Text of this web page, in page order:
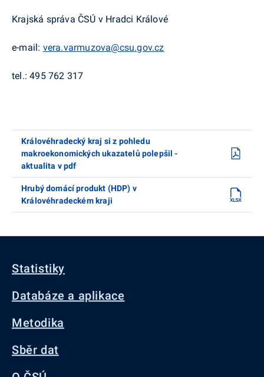
Krajská správa ČSÚ v Hradci Králové
e-mail: vera.varmuzova@csu.gov.cz
tel.: 495 762 317
Královéhradecký kraj si z pohledu
makroekonomických ukazatelů polepšil -
aktualita v pdf
Hrubý domácí produkt (HDP) v
Královéhradeckém kraji
Statistiky
Databáze a aplikace
Metodika
Sběr dat